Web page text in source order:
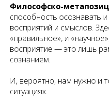
Философско-
способность осознавать
восприятий и смыслов.
«правильное», и
восприятие — это лишь
сознанием.
И, вероятно, нам нужно и
ситуациях.